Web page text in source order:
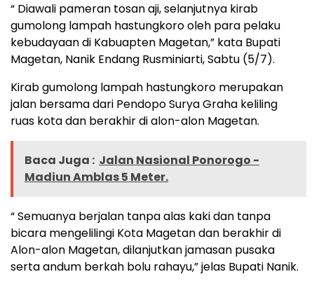
“ Diawali pameran tosan aji, selanjutnya kirab
gumolong lampah hastungkoro oleh para pelaku
kebudayaan di Kabuapten Magetan,” kata Bupati
Magetan, Nanik Endang Rusminiarti, Sabtu (5/7).
Kirab gumolong lampah hastungkoro merupakan
jalan bersama dari Pendopo Surya Graha keliling
ruas kota dan berakhir di alon-alon Magetan.
Baca Juga : Jalan Nasional Ponorogo -
Madiun Amblas 5 Meter.
“ Semuanya berjalan tanpa alas kaki dan tanpa
bicara mengelilingi Kota Magetan dan berakhir di
Alon-alon Magetan, dilanjutkan jamasan pusaka
serta andum berkah bolu rahayu,” jelas Bupati Nanik.